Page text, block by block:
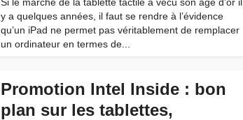
y a quelques années, il faut se rendre à l’évidence
qu’un iPad ne permet pas véritablement de remplacer
un ordinateur en termes de...
Promotion Intel Inside : bon
plan sur les tablettes,